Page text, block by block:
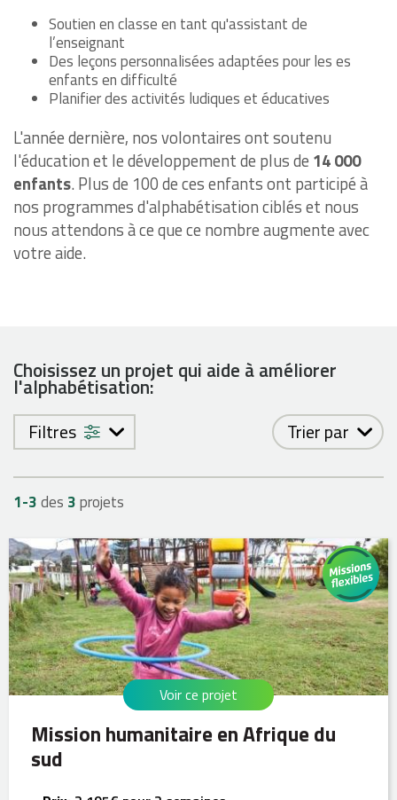
Soutien en classe en tant qu'assistant de
l’enseignant
Des leçons personnalisées adaptées pour les es
enfants en difficulté
Planifier des activités ludiques et éducatives
L'année dernière, nos volontaires ont soutenu
l'éducation et le développement de plus de 14 000
enfants. Plus de 100 de ces enfants ont participé à
nos programmes d'alphabétisation ciblés et nous
nous attendons à ce que ce nombre augmente avec
votre aide.
Choisissez un projet qui aide à améliorer
l'alphabétisation:
Filtres Trier par
1-3des 3projets
Mission humanitaire en Afrique du
sud
Voir ce projet